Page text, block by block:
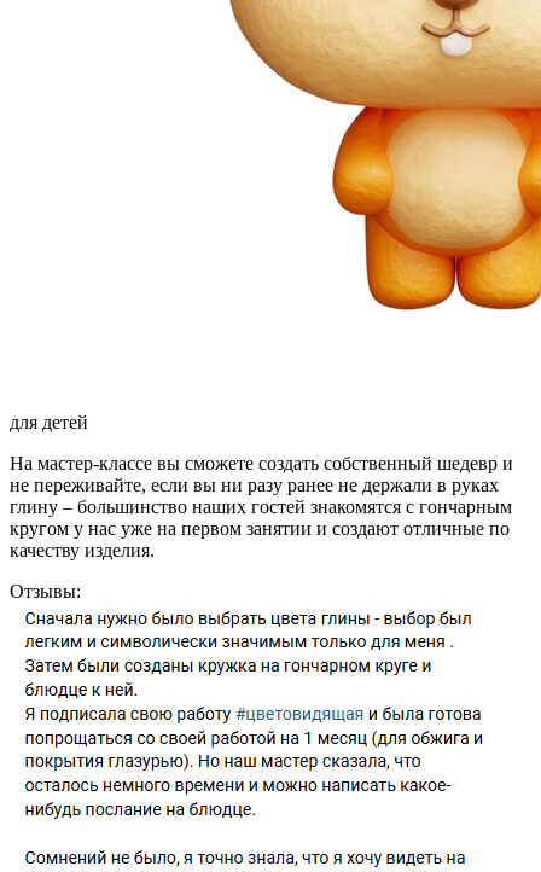
для детей
На мастер-классе вы сможете создать собственный шедевр и
не переживайте, если вы ни разу ранее не держали в руках
глину – большинство наших гостей знакомятся с гончарным
кругом у нас уже на первом занятии и создают отличные по
качеству изделия.
Отзывы: